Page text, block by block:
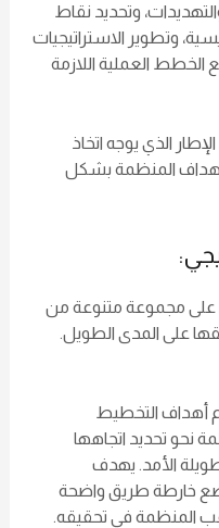
وتحديد نقاط
وتطوير الاستراتيجيات
الخطط العملية اللازمة
الذي يوجه اتخاذ
أهداف المنظمة بشكل
على مجموعة متنوعة من
على المدى الطويل.
أهداف التخطيط
نحو تحديد اتجاهها
الأمد. يهدف
خارطة طريق واضحة
المنظمة في تحقيقه.